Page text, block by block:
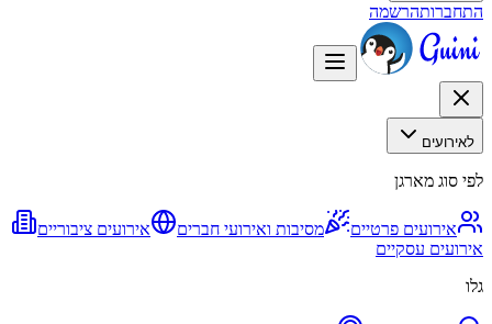
התחברותהרשמה
לאירועים
לפי סוג מארגן
אירועים פרטיים מסיבות ואירועי חברים
אירועים ציבוריים
אירועים עסקיים
גלו